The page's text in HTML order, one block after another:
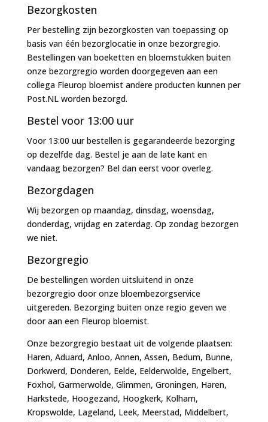
Bezorgkosten
Per bestelling zijn bezorgkosten van toepassing op
basis van één bezorglocatie in onze bezorgregio.
Bestellingen van boeketten en bloemstukken buiten
onze bezorgregio worden doorgegeven aan een
collega Fleurop bloemist andere producten kunnen per
Post.NL worden bezorgd.
Bestel voor 13:00 uur
Voor 13:00 uur bestellen is gegarandeerde bezorging
op dezelfde dag. Bestel je aan de late kant en
vandaag bezorgen? Bel dan eerst voor overleg.
Bezorgdagen
Wij bezorgen op maandag, dinsdag, woensdag,
donderdag, vrijdag en zaterdag. Op zondag bezorgen
we niet.
Bezorgregio
De bestellingen worden uitsluitend in onze
bezorgregio door onze bloembezorgservice
uitgereden. Bezorging buiten onze regio geven we
door aan een Fleurop bloemist.
Onze bezorgregio bestaat uit de volgende plaatsen:
Haren, Aduard, Anloo, Annen, Assen, Bedum, Bunne,
Dorkwerd, Donderen, Eelde, Eelderwolde, Engelbert,
Foxhol, Garmerwolde, Glimmen, Groningen, Haren,
Harkstede, Hoogezand, Hoogkerk, Kolham,
Kropswolde, Lageland, Leek, Meerstad, Middelbert,